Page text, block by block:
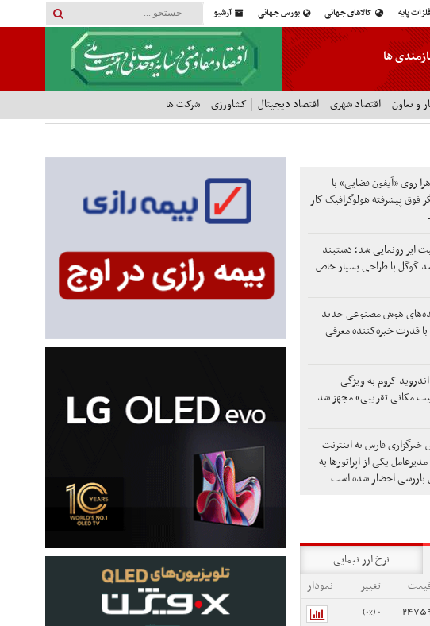
فلزات پایه کالاهای جهانی بورس جهانی آرشیو
ها
و تعاون اقتصاد شهری اقتصاد دیجیتال کشاورزی شرکت ها
روی «آیفون فضایی» با
فوق پیشرفته هولوگرافیک کار
ایر رونمایی شد؛ دستبند
گوگل با طراحی بسیار خاص
هوش مصنوعی جدید
AMD با قدرت خیره‌کننده معرفی
کروم به ویژگی
مکانی تقریبی» مجهز شد
خبرگزاری فارس به اینترنت
یکی از اپراتورها به
بازرسی احضار شده است
نرخ ارز نیمایی
تغییر
نمودار
24759
0 (0%)